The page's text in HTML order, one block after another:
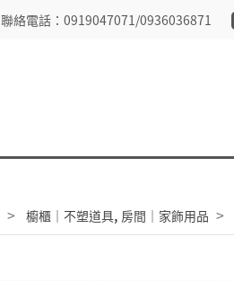
聯絡電話：0919047071/0936036871
櫥櫃｜不塑道具, 房間｜家飾用品